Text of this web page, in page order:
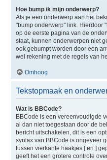
Hoe bump ik mijn onderwerp?
Als je een onderwerp aan het
"bump onderwerp" link. Hierdoor
op de eerste pagina van de
staat, kunnen onderwerpen niet
ook gebumpt worden door een
wel rekening met de regels van
Omhoog
Tekstopmaak en
Wat is BBCode?
BBCode is een vereenvoudigde
al dan niet toegestaan door de
bericht uitschakelen, dit is een
syntax van BBCode is ongeveer
tussen vierkante haakjes [ en ]
geeft het een grotere controle